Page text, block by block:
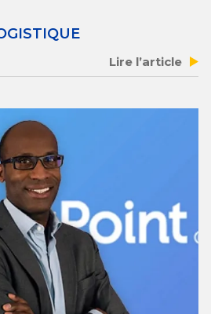
Lire l’article